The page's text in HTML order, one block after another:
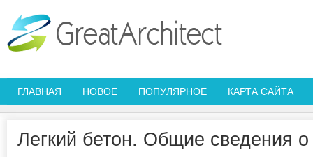
ГЛАВНАЯ НОВОЕ ПОПУЛЯРНОЕ КАРТА САЙТА
Легкий бетон. Общие сведения о